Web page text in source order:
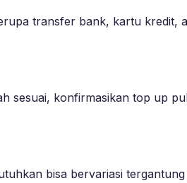
transfer bank, kartu kredit,
sesuai, konfirmasikan top up
bisa bervariasi